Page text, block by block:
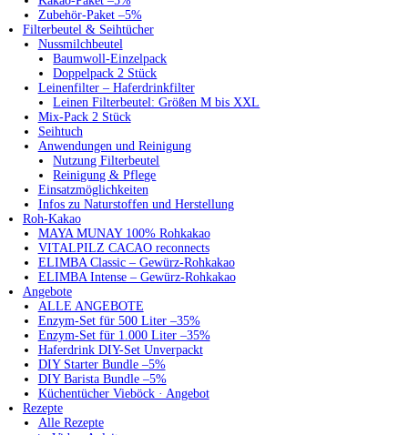
Zubehör-Paket –5%
Filterbeutel & Seihtücher
Nussmilchbeutel
Baumwoll-Einzelpack
Doppelpack 2 Stück
Leinenfilter – Haferdrinkfilter
Leinen Filterbeutel: Größen M bis XXL
Mix-Pack 2 Stück
Seihtuch
Anwendungen und Reinigung
Nutzung Filterbeutel
Reinigung & Pflege
Einsatzmöglichkeiten
Infos zu Naturstoffen und Herstellung
Roh-Kakao
MAYA MUNAY 100% Rohkakao
VITALPILZ CACAO reconnects
ELIMBA Classic – Gewürz-Rohkakao
ELIMBA Intense – Gewürz-Rohkakao
Angebote
ALLE ANGEBOTE
Enzym-Set für 500 Liter –35%
Enzym-Set für 1.000 Liter –35%
Haferdrink DIY-Set Unverpackt
DIY Starter Bundle –5%
DIY Barista Bundle –5%
Küchentücher Vieböck · Angebot
Rezepte
Alle Rezepte